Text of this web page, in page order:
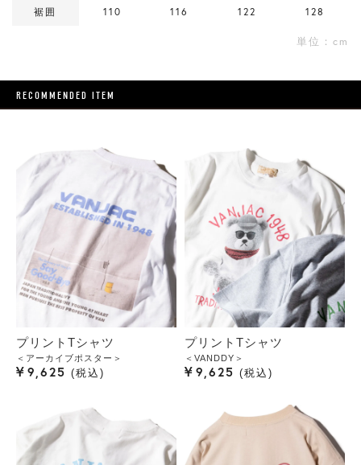
裾囲 110 116 122 128
単位：cm
RECOMMENDED ITEM
プリントTシャツ
＜アーカイブポスター＞
¥ 9,625 税込
プリントTシャツ
＜VANDDY＞
¥ 9,625 税込